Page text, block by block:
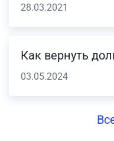
28.03.2021
Как вернуть
03.05.2024